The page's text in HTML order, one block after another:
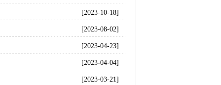
[2023-10-18]
[2023-08-02]
[2023-04-23]
[2023-04-04]
[2023-03-21]